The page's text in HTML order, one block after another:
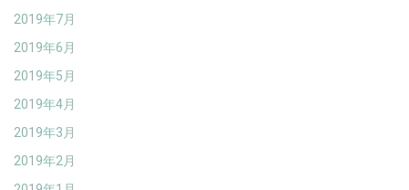
2019年7月
2019年6月
2019年5月
2019年4月
2019年3月
2019年2月